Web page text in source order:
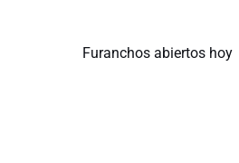
Furanchos abiertos hoy